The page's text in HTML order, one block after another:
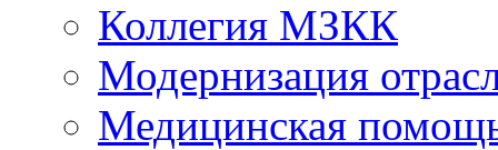
Коллегия МЗКК
Модернизация
Медицинская